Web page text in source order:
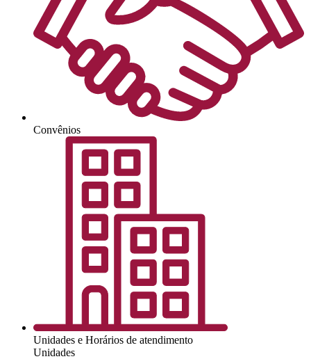
Convênios
Unidades e Horários de atendimento
Unidades